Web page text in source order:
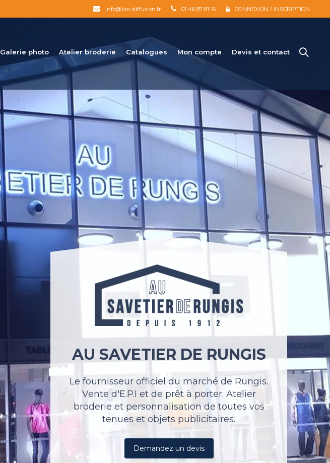
info@krc-diffusion.fr 01 46 87 81 16 CONNEXION / INSCRIPTION
Galerie photo Atelier broderie Catalogues Mon compte Devis et contact
AU SAVETIER DE RUNGIS
Le fournisseur officiel du marché de Rungis.
Vente d'E.P.I et de prêt à porter. Atelier
broderie et personnalisation de toutes vos
tenues et objets publicitaires.
Demandez un devis